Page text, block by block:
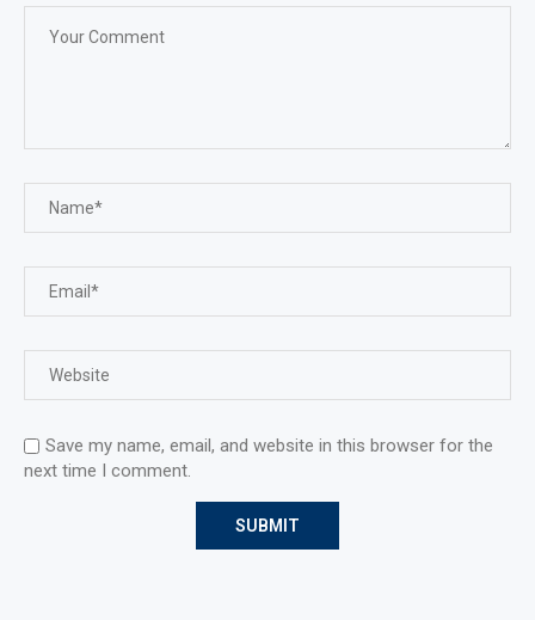
Save my name, email, and website in this browser for the
next time I comment.